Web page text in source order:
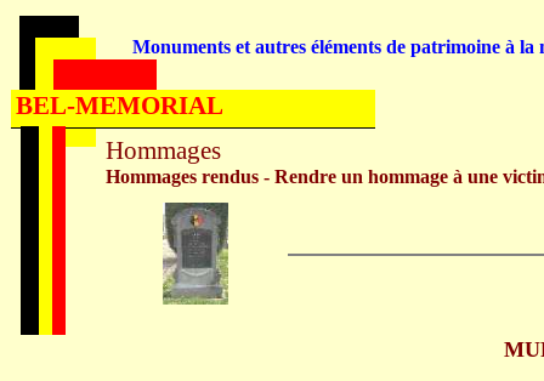
Hommages
Hommages rendus - Rendre un hommage à une
Monuments et autres éléments de patrimoine à la
BEL-MEMORIAL